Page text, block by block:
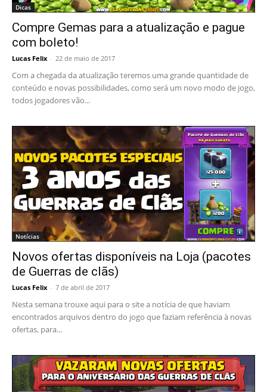
Dicas
Compre Gemas para a atualização e pague
com boleto!
Lucas Felix - 22 de maio de 2017
Com a chegada da atualização teremos uma grande quantidade de
conteúdo e novas possibilidades, como será um novo modo de jogo,
todos jogadores vão...
Notícias
Novos ofertas disponíveis na Loja (pacotes
de Guerras de clãs)
Lucas Felix - 7 de abril de 2017
Nesta semana trouxe aqui para o site a notícia de que haviam
encontrados arquivos dentro do jogo que faziam referência à novas
ofertas, para...